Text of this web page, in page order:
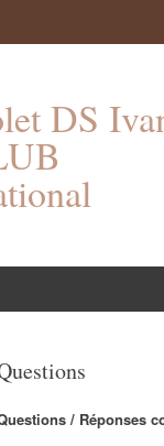
DS
/ Réponses